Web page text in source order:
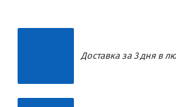
Доставка за 3 дня в